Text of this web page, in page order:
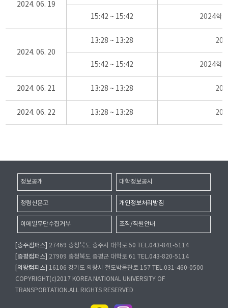
2024. 06. 19
15:42 ~ 15:42 2024학
2024. 06. 20
13:28 ~ 13:28
15:42 ~ 15:42 2024학
2024. 06. 21 13:28 ~ 13:28
2024. 06. 22 13:28 ~ 13:28
정보공개 대학정보공시
청렴신문고 개인정보처리방침
이메일무단수집거부 조직/직원안내
[충주캠퍼스]
27469 충청북도 충주시 대학로 50 TEL.043-841-5114
[증평캠퍼스]
27909 충청북도 증평군 대학로 61 TEL.043-820-5114
[의왕캠퍼스]
16106 경기도 의왕시 철도박물관로 157 TEL.031-460-0500
COPYRIGHT(c)2017 KOREA NATIONAL UNIVERSITY OF
TRANSPORTATION.ALL RIGHTS RESERVED